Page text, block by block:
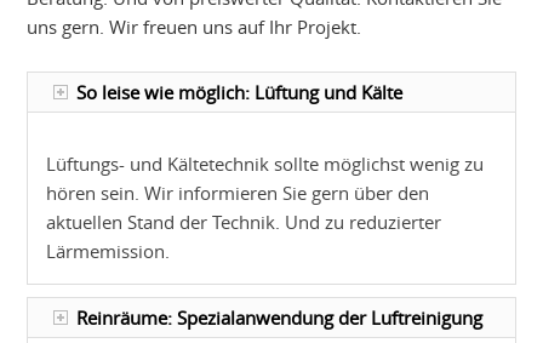
uns gern. Wir freuen uns auf Ihr Projekt.
So leise wie möglich: Lüftung und Kälte
Lüftungs- und Kältetechnik sollte möglichst wenig zu
hören sein. Wir informieren Sie gern über den
aktuellen Stand der Technik. Und zu reduzierter
Lärmemission.
Reinräume: Spezialanwendung der Luftreinigung